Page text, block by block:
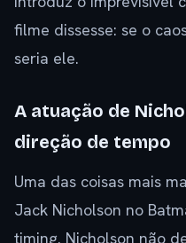
filme dissesse: se o
seria ele.
A atuação de
direção de tempo
Uma das coisas mais
Jack Nicholson no
timing. Nicholson não